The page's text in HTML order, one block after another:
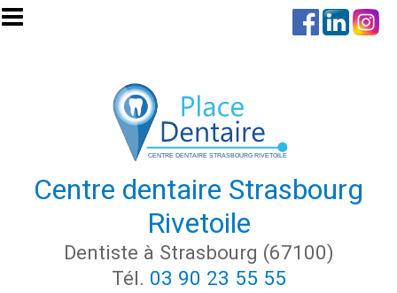
Aller au contenu principal
Centre dentaire Strasbourg
Rivetoile
Dentiste à Strasbourg (67100)
Tél. 03 90 23 55 55